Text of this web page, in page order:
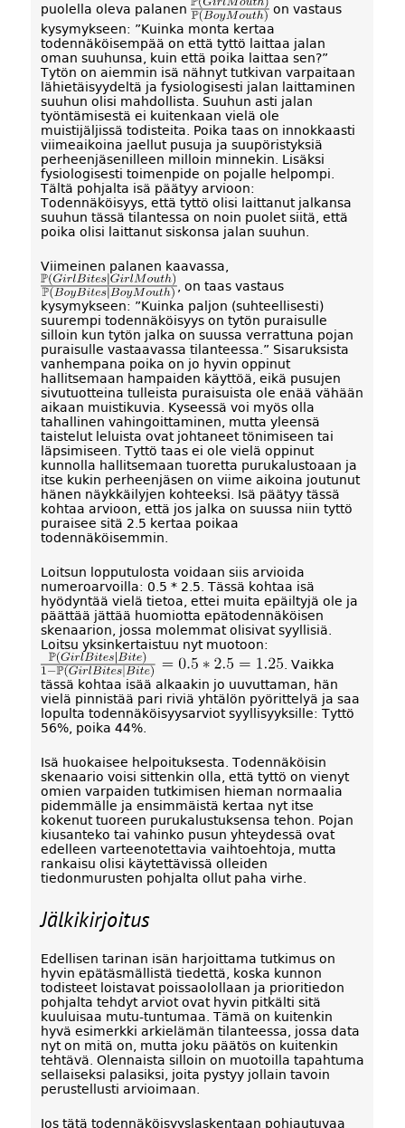
puolella oleva palanen
on vastaus
kysymykseen: ”Kuinka monta kertaa
todennäköisempää on että tyttö laittaa jalan
oman suuhunsa, kuin että poika laittaa sen?”
Tytön on aiemmin isä nähnyt tutkivan varpaitaan
lähietäisyydeltä ja fysiologisesti jalan laittaminen
suuhun olisi mahdollista. Suuhun asti jalan
työntämisestä ei kuitenkaan vielä ole
muistijäljissä todisteita. Poika taas on innokkaasti
viimeaikoina jaellut pusuja ja suupöristyksiä
perheenjäsenilleen milloin minnekin. Lisäksi
fysiologisesti toimenpide on pojalle helpompi.
Tältä pohjalta isä päätyy arvioon:
Todennäköisyys, että tyttö olisi laittanut jalkansa
suuhun tässä tilantessa on noin puolet siitä, että
poika olisi laittanut siskonsa jalan suuhun.
Viimeinen palanen kaavassa,
, on taas vastaus
kysymykseen: ”Kuinka paljon (suhteellisesti)
suurempi todennäköisyys on tytön puraisulle
silloin kun tytön jalka on suussa verrattuna pojan
puraisulle vastaavassa tilanteessa.” Sisaruksista
vanhempana poika on jo hyvin oppinut
hallitsemaan hampaiden käyttöä, eikä pusujen
sivutuotteina tulleista puraisuista ole enää vähään
aikaan muistikuvia. Kyseessä voi myös olla
tahallinen vahingoittaminen, mutta yleensä
taistelut leluista ovat johtaneet tönimiseen tai
läpsimiseen. Tyttö taas ei ole vielä oppinut
kunnolla hallitsemaan tuoretta purukalustoaan ja
itse kukin perheenjäsen on viime aikoina joutunut
hänen näykkäilyjen kohteeksi. Isä päätyy tässä
kohtaa arvioon, että jos jalka on suussa niin tyttö
puraisee sitä 2.5 kertaa poikaa
todennäköisemmin.
Loitsun lopputulosta voidaan siis arvioida
numeroarvoilla: 0.5 * 2.5. Tässä kohtaa isä
hyödyntää vielä tietoa, ettei muita epäiltyjä ole ja
päättää jättää huomiotta epätodennäköisen
skenaarion, jossa molemmat olisivat syyllisiä.
Loitsu yksinkertaistuu nyt muotoon:
. Vaikka
tässä kohtaa isää alkaakin jo uuvuttaman, hän
vielä pinnistää pari riviä yhtälön pyörittelyä ja saa
lopulta todennäköisyysarviot syyllisyyksille: Tyttö
56%, poika 44%.
Isä huokaisee helpoituksesta. Todennäköisin
skenaario voisi sittenkin olla, että tyttö on vienyt
omien varpaiden tutkimisen hieman normaalia
pidemmälle ja ensimmäistä kertaa nyt itse
kokenut tuoreen purukalustuksensa tehon. Pojan
kiusanteko tai vahinko pusun yhteydessä ovat
edelleen varteenotettavia vaihtoehtoja, mutta
rankaisu olisi käytettävissä olleiden
tiedonmurusten pohjalta ollut paha virhe.
Jälkikirjoitus
Edellisen tarinan isän harjoittama tutkimus on
hyvin epätäsmällistä tiedettä, koska kunnon
todisteet loistavat poissaolollaan ja prioritiedon
pohjalta tehdyt arviot ovat hyvin pitkälti sitä
kuuluisaa mutu-tuntumaa. Tämä on kuitenkin
hyvä esimerkki arkielämän tilanteessa, jossa data
nyt on mitä on, mutta joku päätös on kuitenkin
tehtävä. Olennaista silloin on muotoilla tapahtuma
sellaiseksi palasiksi, joita pystyy jollain tavoin
perustellusti arvioimaan.
Jos tätä todennäköisyyslaskentaan pohjautuvaa